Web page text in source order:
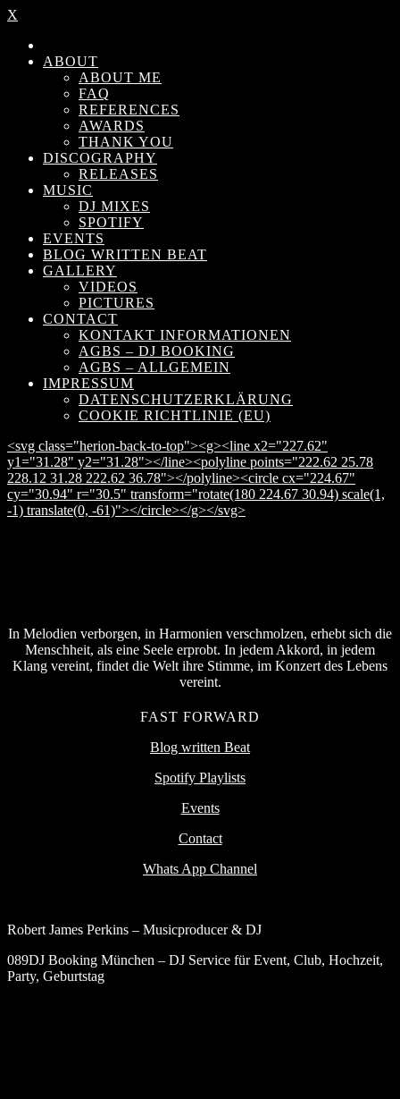
X
ABOUT
ABOUT ME
FAQ
REFERENCES
AWARDS
THANK YOU
DISCOGRAPHY
RELEASES
MUSIC
DJ MIXES
SPOTIFY
EVENTS
BLOG WRITTEN BEAT
GALLERY
VIDEOS
PICTURES
CONTACT
KONTAKT INFORMATIONEN
AGBS – DJ BOOKING
AGBS – ALLGEMEIN
IMPRESSUM
DATENSCHUTZERKLÄRUNG
COOKIE RICHTLINIE (EU)
<svg class="herion-back-to-top"><g><line x2="227.62"
y1="31.28" y2="31.28"></line><polyline points="222.62 25.78
228.12 31.28 222.62 36.78"></polyline><circle cx="224.67"
cy="30.94" r="30.5" transform="rotate(180 224.67 30.94) scale(1,
-1) translate(0, -61)"></circle></g></svg>
In Melodien verborgen, in Harmonien verschmolzen, erhebt sich die
Menschheit, als eine Seele erprobt. In jedem Akkord, in jedem
Klang vereint, findet die Welt ihre Stimme, im Konzert des Lebens
vereint.
FAST FORWARD
Blog written Beat
Spotify Playlists
Events
Contact
Whats App Channel
Robert James Perkins – Musicproducer & DJ
089DJ Booking München – DJ Service für Event, Club, Hochzeit,
Party, Geburtstag